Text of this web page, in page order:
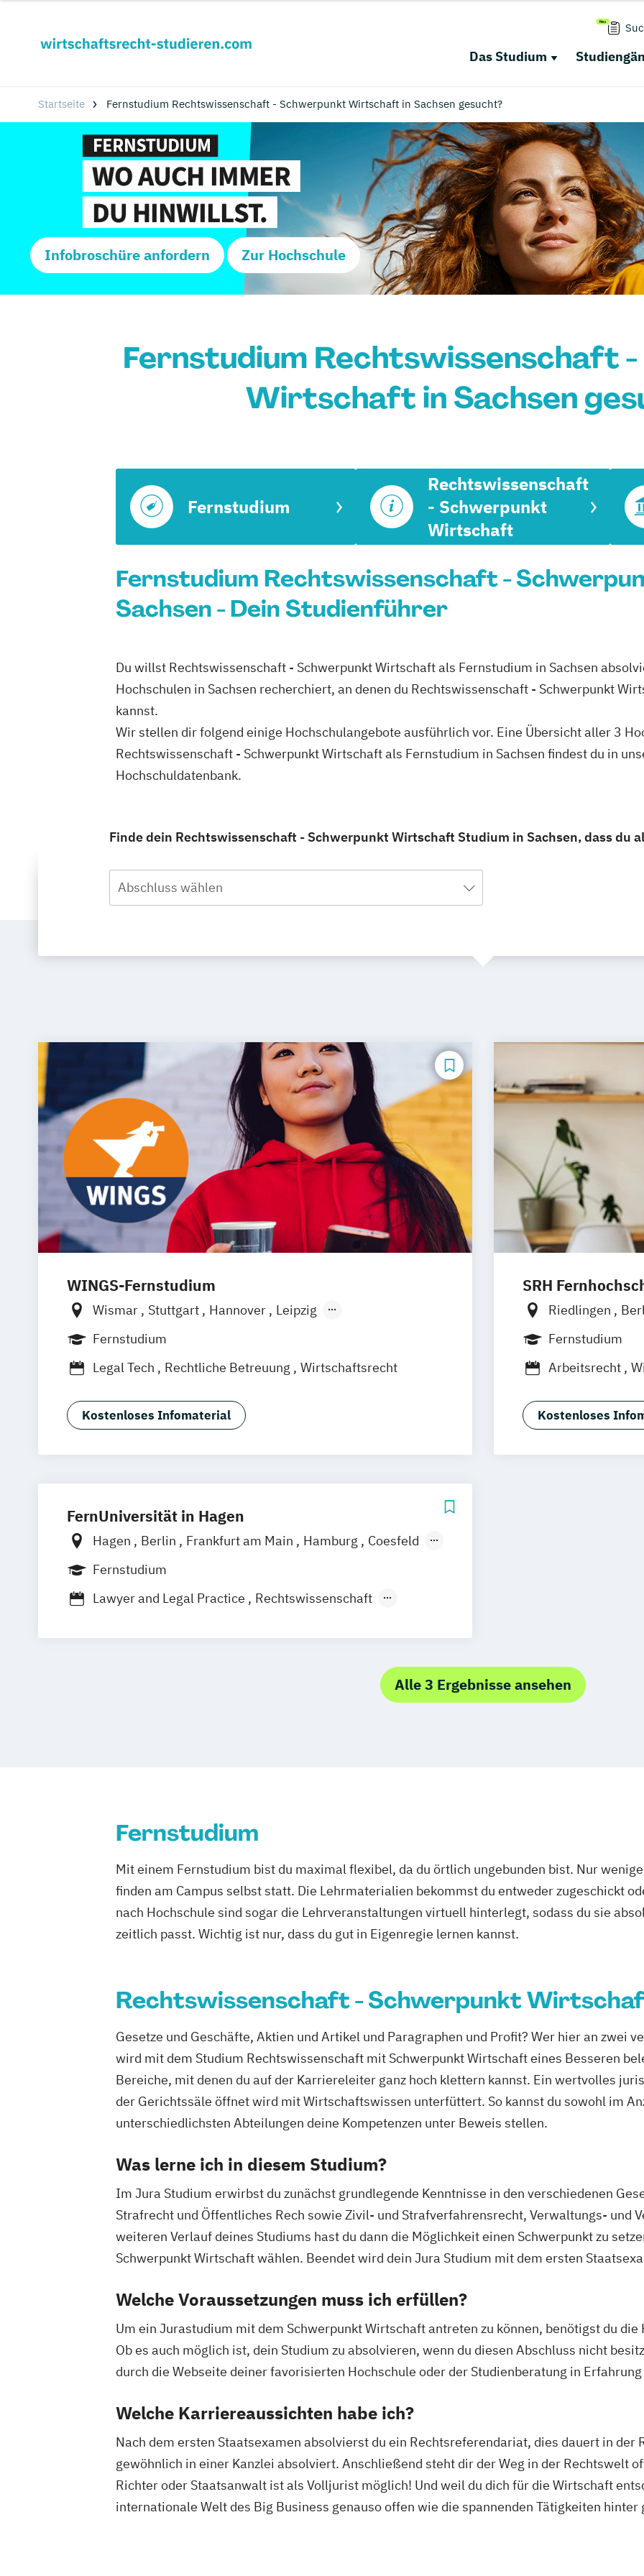
Das Studium
Startseite Fernstudium Rechtswissenschaft - Schwerpunkt Wirtschaft in Sachsen gesucht?
Infobroschüre anfordern Zur Hochschule
Fernstudium Rechtswissenschaft
Wirtschaft in Sachsen
Fernstudium
Rechtswissenschaft
- Schwerpunkt
Wirtschaft
Fernstudium Rechtswissenschaft -
Sachsen - Dein Studienführer
Du willst Rechtswissenschaft - Schwerpunkt Wirtschaft als Fernstudium in Sachsen
Hochschulen in Sachsen recherchiert, an denen du Rechtswissenschaft - Schwerpunkt
kannst.
Wir stellen dir folgend einige Hochschulangebote ausführlich vor. Eine Übersicht aller 3
Rechtswissenschaft - Schwerpunkt Wirtschaft als Fernstudium in Sachsen findest du in
Hochschuldatenbank.
Finde dein Rechtswissenschaft - Schwerpunkt Wirtschaft Studium in Sachsen, dass du
Abschluss wählen
WINGS-Fernstudium
Wismar Stuttgart Hannover
Leipzig
Frankfurt am Main
Fernstudium
Legal Tech
Rechtliche Betreuung Wirtschaftsrecht
Kostenloses Infomaterial
SRH
Riedlingen
Hannover
Frankfurt am
Fernstudium
Arbeitsrecht
Kostenloses
FernUniversität in Hagen
Hagen Berlin Frankfurt am Main Hamburg
Coesfeld
Hannover
Fernstudium
Lawyer and Legal Practice
Rechtswissenschaft
Alle 3 Ergebnisse ansehen
Fernstudium
Mit einem Fernstudium bist du maximal flexibel, da du örtlich ungebunden bist. Nur
finden am Campus selbst statt. Die Lehrmaterialien bekommst du entweder zugeschickt
nach Hochschule sind sogar die Lehrveranstaltungen virtuell hinterlegt, sodass du sie
zeitlich passt. Wichtig ist nur, dass du gut in Eigenregie lernen kannst.
Rechtswissenschaft - Schwerpunkt
Gesetze und Geschäfte, Aktien und Artikel und Paragraphen und Profit? Wer hier an zwei
wird mit dem Studium Rechtswissenschaft mit Schwerpunkt Wirtschaft eines Besseren
Bereiche, mit denen du auf der Karriereleiter ganz hoch klettern kannst. Ein wertvolles
der Gerichtssäle öffnet wird mit Wirtschaftswissen unterfüttert. So kannst du sowohl im
unterschiedlichsten Abteilungen deine Kompetenzen unter Beweis stellen.
Was lerne ich in diesem Studium?
Im Jura Studium erwirbst du zunächst grundlegende Kenntnisse in den verschiedenen
Strafrecht und Öffentliches Rech sowie Zivil- und Strafverfahrensrecht, Verwaltungs- und
weiteren Verlauf deines Studiums hast du dann die Möglichkeit einen Schwerpunkt zu
Schwerpunkt Wirtschaft wählen. Beendet wird dein Jura Studium mit dem ersten
Welche Voraussetzungen muss ich erfüllen?
Um ein Jurastudium mit dem Schwerpunkt Wirtschaft antreten zu können, benötigst du
Ob es auch möglich ist, dein Studium zu absolvieren, wenn du diesen Abschluss nicht
durch die Webseite deiner favorisierten Hochschule oder der Studienberatung in
Welche Karriereaussichten habe ich?
Nach dem ersten Staatsexamen absolvierst du ein Rechtsreferendariat, dies dauert in der
gewöhnlich in einer Kanzlei absolviert. Anschließend steht dir der Weg in der Rechtswelt
Richter oder Staatsanwalt ist als Volljurist möglich! Und weil du dich für die Wirtschaft
internationale Welt des Big Business genauso offen wie die spannenden Tätigkeiten hinter